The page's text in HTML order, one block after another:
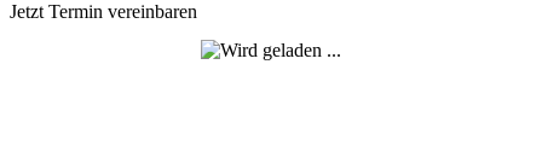
Jetzt Termin vereinbaren